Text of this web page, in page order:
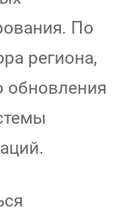
По
региона,
обновления